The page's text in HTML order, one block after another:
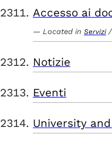
Accesso ai
Located in Servizi /
Notizie
Eventi
University